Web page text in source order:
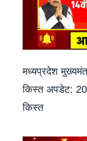
मध्यप्रदेश
किस्त अपडेट:
किस्त